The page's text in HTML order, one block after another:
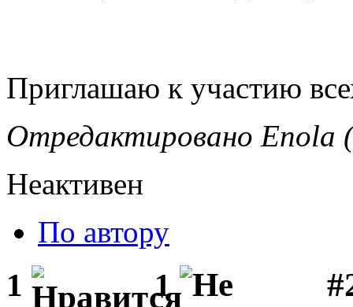
Приглашаю к участию
Отредактировано Enola
Неактивен
По автору
1 1